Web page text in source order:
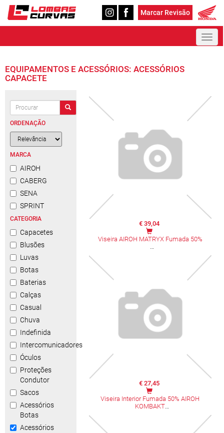
Marcar Revisão
EQUIPAMENTOS E ACESSÓRIOS: ACESSÓRIOS
CAPACETE
ORDENAÇÃO
MARCA
AIROH
CABERG
SENA
SPRINT
CATEGORIA
Capacetes
Blusões
Luvas
Botas
Baterias
Calças
Casual
Chuva
Indefinida
Intercomunicadores
Óculos
Proteções
Condutor
Sacos
Acessórios
Botas
Acessórios
€ 39,04
Viseira AIROH MATRYX Fumada 50%
€ 27,45
Viseira Interior Fumada 50% AIROH
KOMBAKT